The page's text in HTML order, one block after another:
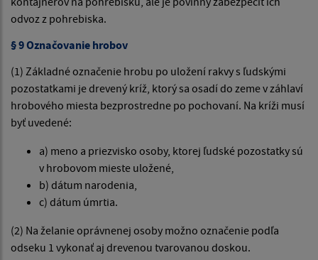
odvoz z pohrebiska.
§ 9 Označovanie hrobov
(1) Základné označenie hrobu po uložení rakvy s ľudskými
pozostatkami je drevený kríž, ktorý sa osadí do zeme v záhlaví
hrobového miesta bezprostredne po pochovaní. Na kríži musí
byť uvedené:
a) meno a priezvisko osoby, ktorej ľudské pozostatky sú
v hrobovom mieste uložené,
b) dátum narodenia,
c) dátum úmrtia.
(2) Na želanie oprávnenej osoby možno označenie podľa
odseku 1 vykonať aj drevenou tvarovanou doskou.